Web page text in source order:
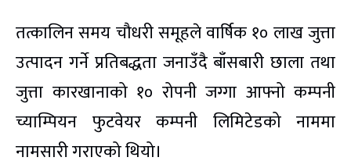
तत्कालिन समय चौधरी समूहले वार्षिक १० लाख जुत्ता
उत्पादन गर्ने प्रतिबद्धता जनाउँदै बाँसबारी छाला तथा
जुत्ता कारखानाको १० रोपनी जग्गा आफ्नो कम्पनी
च्याम्पियन फुटवेयर कम्पनी लिमिटेडको नाममा
नामसारी गराएको थियो।